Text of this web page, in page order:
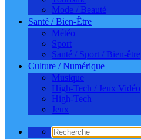
Mode / Beauté
Santé / Bien-Être
Météo
Sport
Santé / Sport / Bien-être
Culture / Numérique
Musique
High-Tech / Jeux Vidéo
High-Tech
Jeux